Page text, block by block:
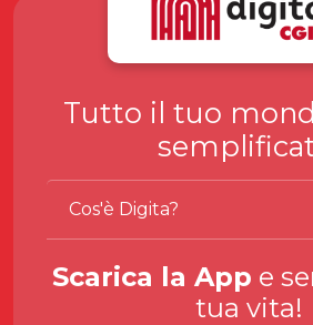
Tutto il tuo
Cos'è Digita?
Scarica la App e
tua vita!